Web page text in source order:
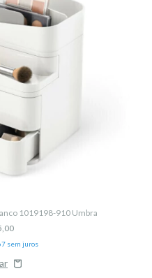
1019198-910 Umbra
sem juros